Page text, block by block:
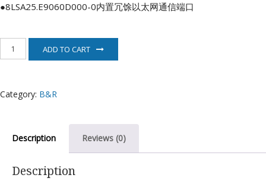
●8LSA25.E9060D000-0内置冗馀以太网通信端口
机
ADD TO CART
Category: B&R
Description Reviews (0)
Description